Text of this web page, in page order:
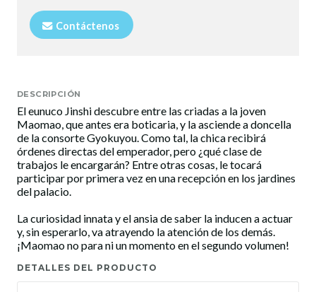
Contáctenos
DESCRIPCIÓN
El eunuco Jinshi descubre entre las criadas a la joven
Maomao, que antes era boticaria, y la asciende a doncella
de la consorte Gyokuyou. Como tal, la chica recibirá
órdenes directas del emperador, pero ¿qué clase de
trabajos le encargarán? Entre otras cosas, le tocará
participar por primera vez en una recepción en los jardines
del palacio.
La curiosidad innata y el ansia de saber la inducen a actuar
y, sin esperarlo, va atrayendo la atención de los demás.
¡Maomao no para ni un momento en el segundo volumen!
DETALLES DEL PRODUCTO